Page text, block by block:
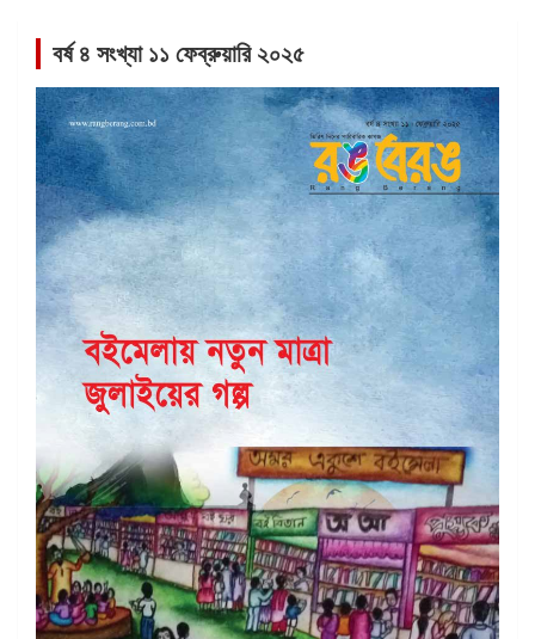
বর্ষ ৪ সংখ্যা ১১ ফেব্রুয়ারি ২০২৫